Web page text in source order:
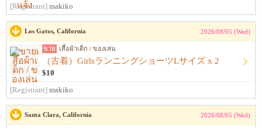
[Registrant] makiko
Los Gatos, California 2026/08/05 (Wed)
ขาย เสื้อผ้าเด็ก / ของเล่น
（古着）GirlsランニングショーツLサイズ x 2
$10
[Registrant] makiko
Santa Clara, California 2026/08/05 (Wed)